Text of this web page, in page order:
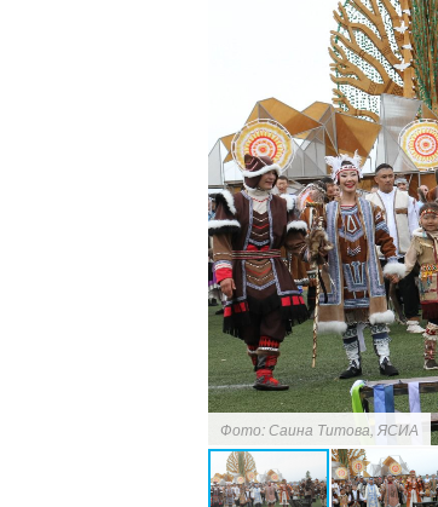
Фото: Саина Титова, ЯСИА